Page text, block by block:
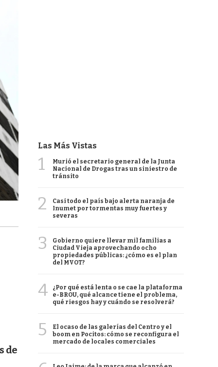
de
Las Más Vistas
1
Murió el secretario general de la Junta
Nacional de Drogas tras un siniestro de
tránsito
2
Casi todo el país bajo alerta naranja de
Inumet por tormentas muy fuertes y
severas
3
Gobierno quiere llevar mil familias a
Ciudad Vieja aprovechando ocho
propiedades públicas: ¿cómo es el plan
del MVOT?
4
¿Por qué está lenta o se cae la plataforma
e-BROU, qué alcance tiene el problema,
qué riesgos hay y cuándo se resolverá?
5
El ocaso de las galerías del Centro y el
boom en Pocitos: cómo se reconfigura el
mercado de locales comerciales